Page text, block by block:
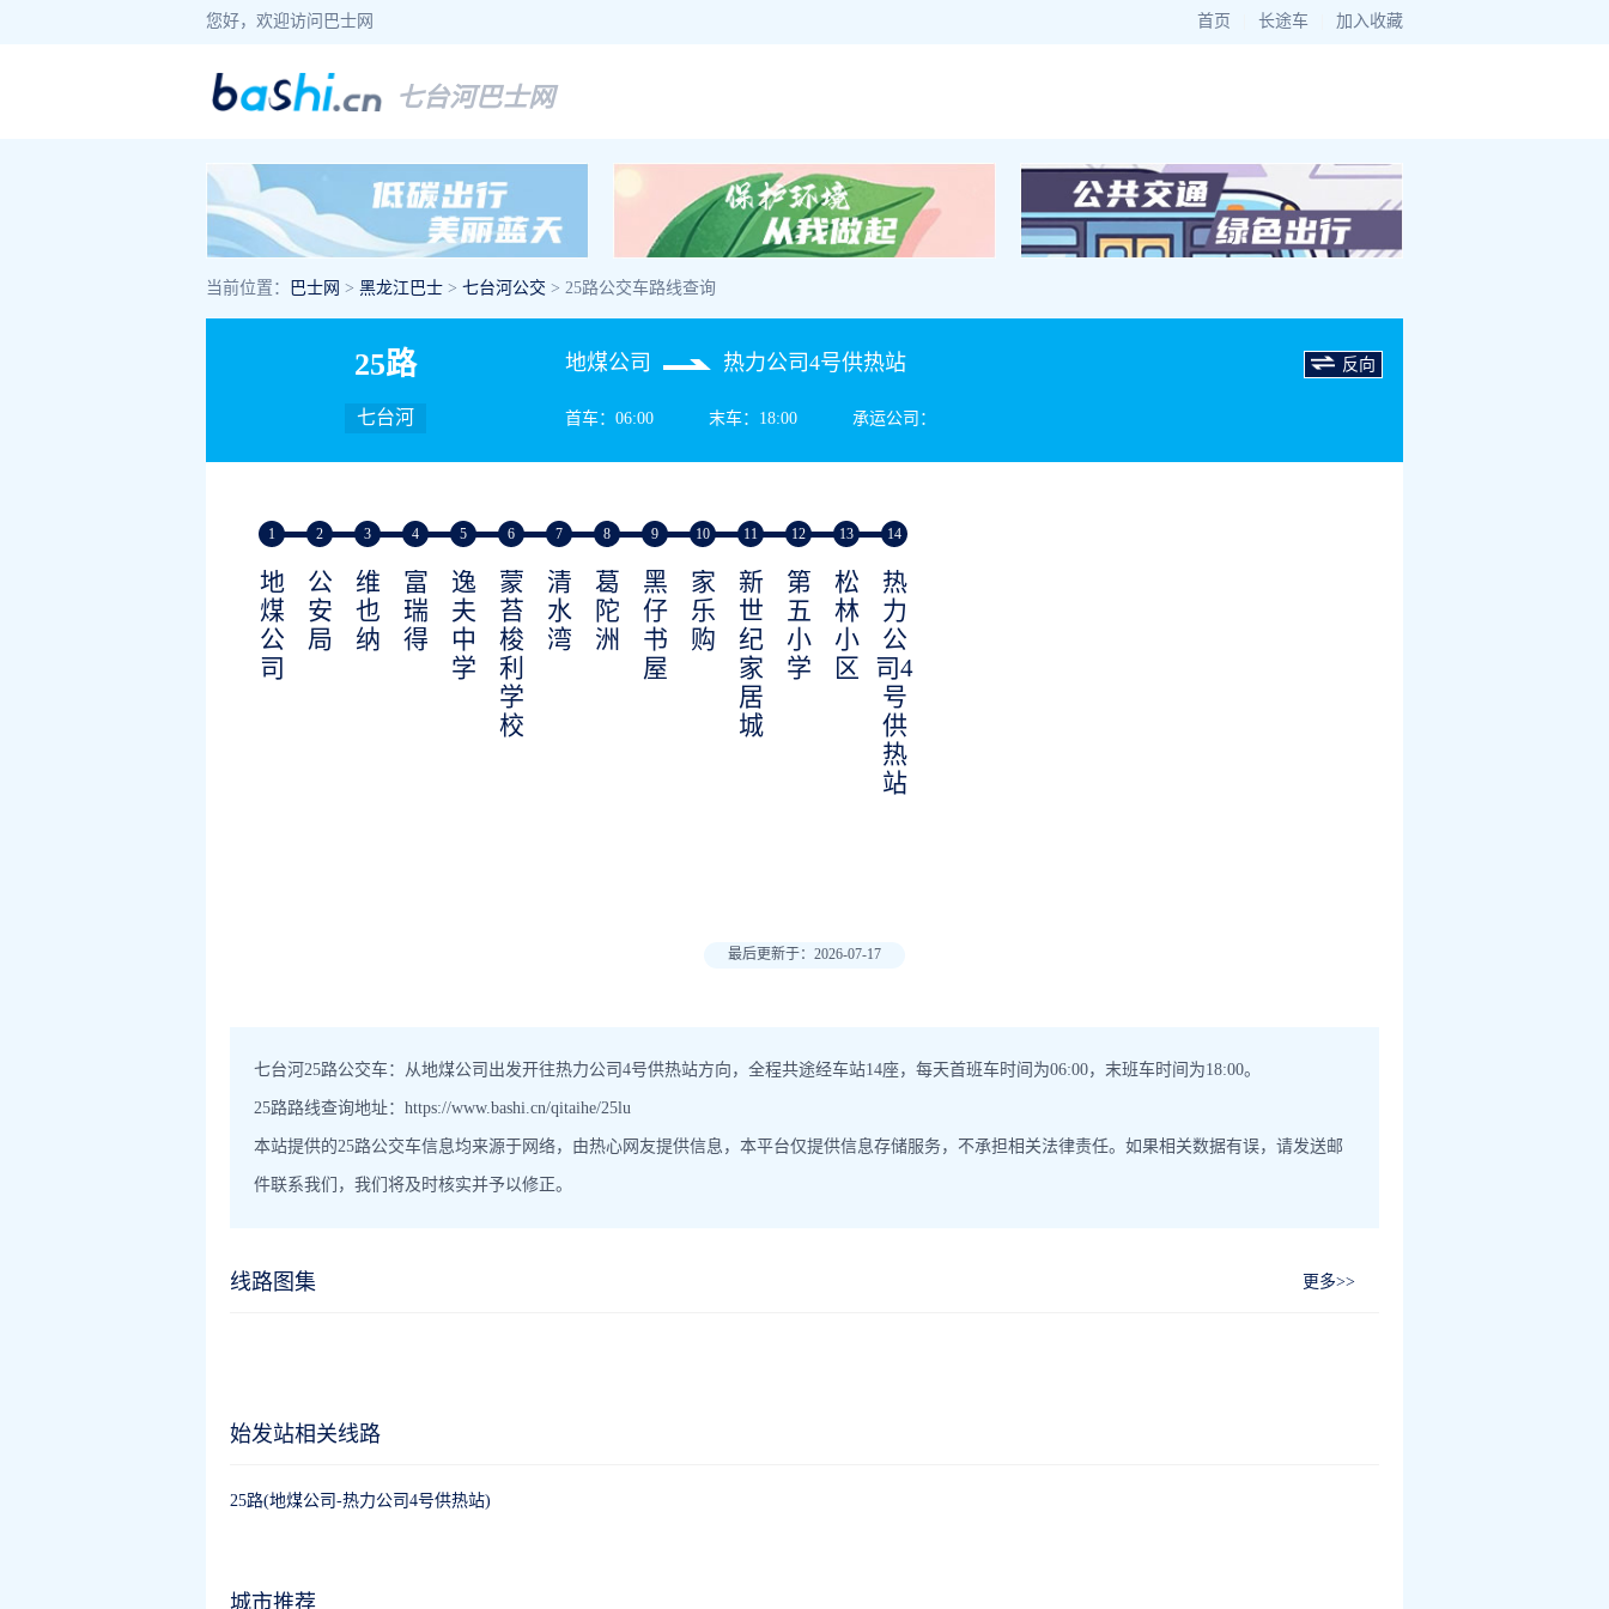
您好，欢迎访问巴士网 首页 长途车 加入收藏
七台河巴士网
当前位置： 巴士网 > 黑龙江巴士 > 七台河公交 > 25路公交车路线查询
25路
七台河
地煤公司 热力公司4号供热站
首车：06:00 末车：18:00 承运公司：
反向
1
地
煤
公
司
2
公
安
局
3
维
也
纳
4
富
瑞
得
5
逸
夫
中
学
6
蒙
苔
梭
利
学
校
7
清
水
湾
8
葛
陀
洲
9
黑
仔
书
屋
10
家
乐
购
11
新
世
纪
家
居
城
12
第
五
小
学
13
松
林
小
区
14
热
力
公
司4
号
供
热
站
最后更新于：2026-07-17
七台河25路公交车：从地煤公司出发开往热力公司4号供热站方向，全程共途经车站14座，每天首班车时间为06:00，末班车时间为18:00。
25路路线查询地址：https://www.bashi.cn/qitaihe/25lu
本站提供的25路公交车信息均来源于网络，由热心网友提供信息，本平台仅提供信息存储服务，不承担相关法律责任。如果相关数据有误，请发送邮
件联系我们，我们将及时核实并予以修正。
线路图集 更多>>
始发站相关线路
25路(地煤公司-热力公司4号供热站)
城市推荐